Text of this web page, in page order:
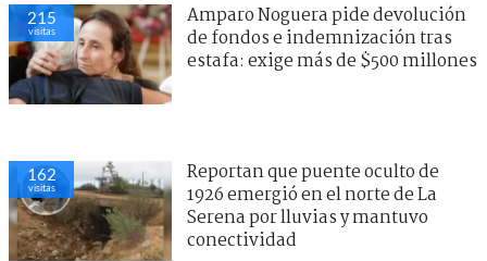
215
visitas
Amparo Noguera pide devolución
de fondos e indemnización tras
estafa: exige más de $500 millones
162
visitas
Reportan que puente oculto de
1926 emergió en el norte de La
Serena por lluvias y mantuvo
conectividad